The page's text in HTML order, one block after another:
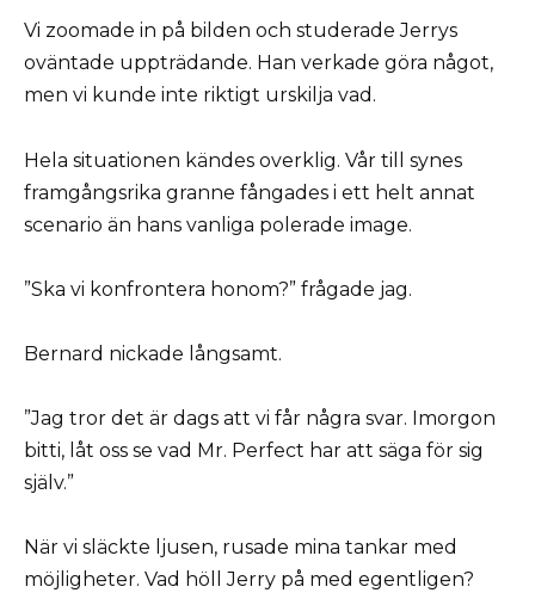
Vi zoomade in på bilden och studerade Jerrys
oväntade uppträdande. Han verkade göra något,
men vi kunde inte riktigt urskilja vad.
Hela situationen kändes overklig. Vår till synes
framgångsrika granne fångades i ett helt annat
scenario än hans vanliga polerade image.
”Ska vi konfrontera honom?” frågade jag.
Bernard nickade långsamt.
”Jag tror det är dags att vi får några svar. Imorgon
bitti, låt oss se vad Mr. Perfect har att säga för sig
själv.”
När vi släckte ljusen, rusade mina tankar med
möjligheter. Vad höll Jerry på med egentligen?